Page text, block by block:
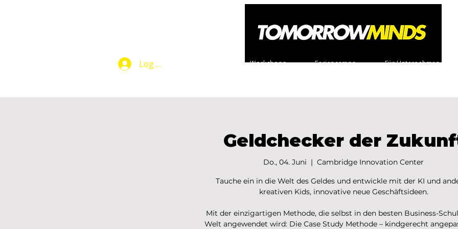
Log In Workshops Feriencamps Für Unternehmen
Geldchecker der
Do., 04. Juni
  |
Cambridge Innovation Center
Tauche ein in die Welt des Geldes und entwickle mit der KI und
kreativen Kids, innovative neue Geschäftsideen.
Mit der einzigartigen Methode, die selbst in den besten Business-
Welt angewendet wird: Die Case Study Methode – kindgerecht